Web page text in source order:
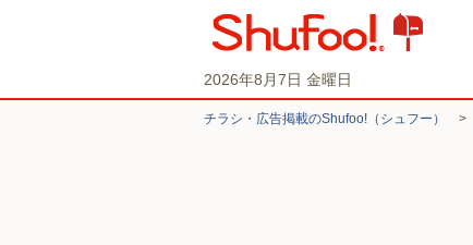
2026年8月7日 金曜日
チラシ・​広告掲載の​Shufoo!​（シュフー）